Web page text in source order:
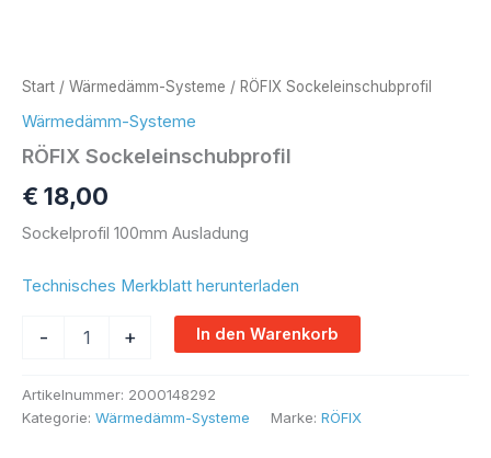
Start / Wärmedämm-Systeme / RÖFIX Sockeleinschubprofil
Wärmedämm-Systeme
RÖFIX Sockeleinschubprofil
€ 18,00
Sockelprofil 100mm Ausladung
Technisches Merkblatt herunterladen
- + In den Warenkorb
Artikelnummer: 2000148292
Kategorie: Wärmedämm-Systeme Marke: RÖFIX